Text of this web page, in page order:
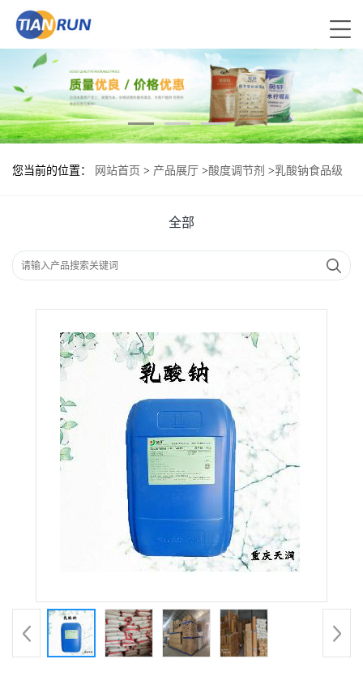
您当前的位置： 网站首页 > 产品展厅 >酸度调节剂 >乳酸钠食品级
全部